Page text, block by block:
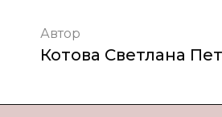
Автор
Котова Светлана